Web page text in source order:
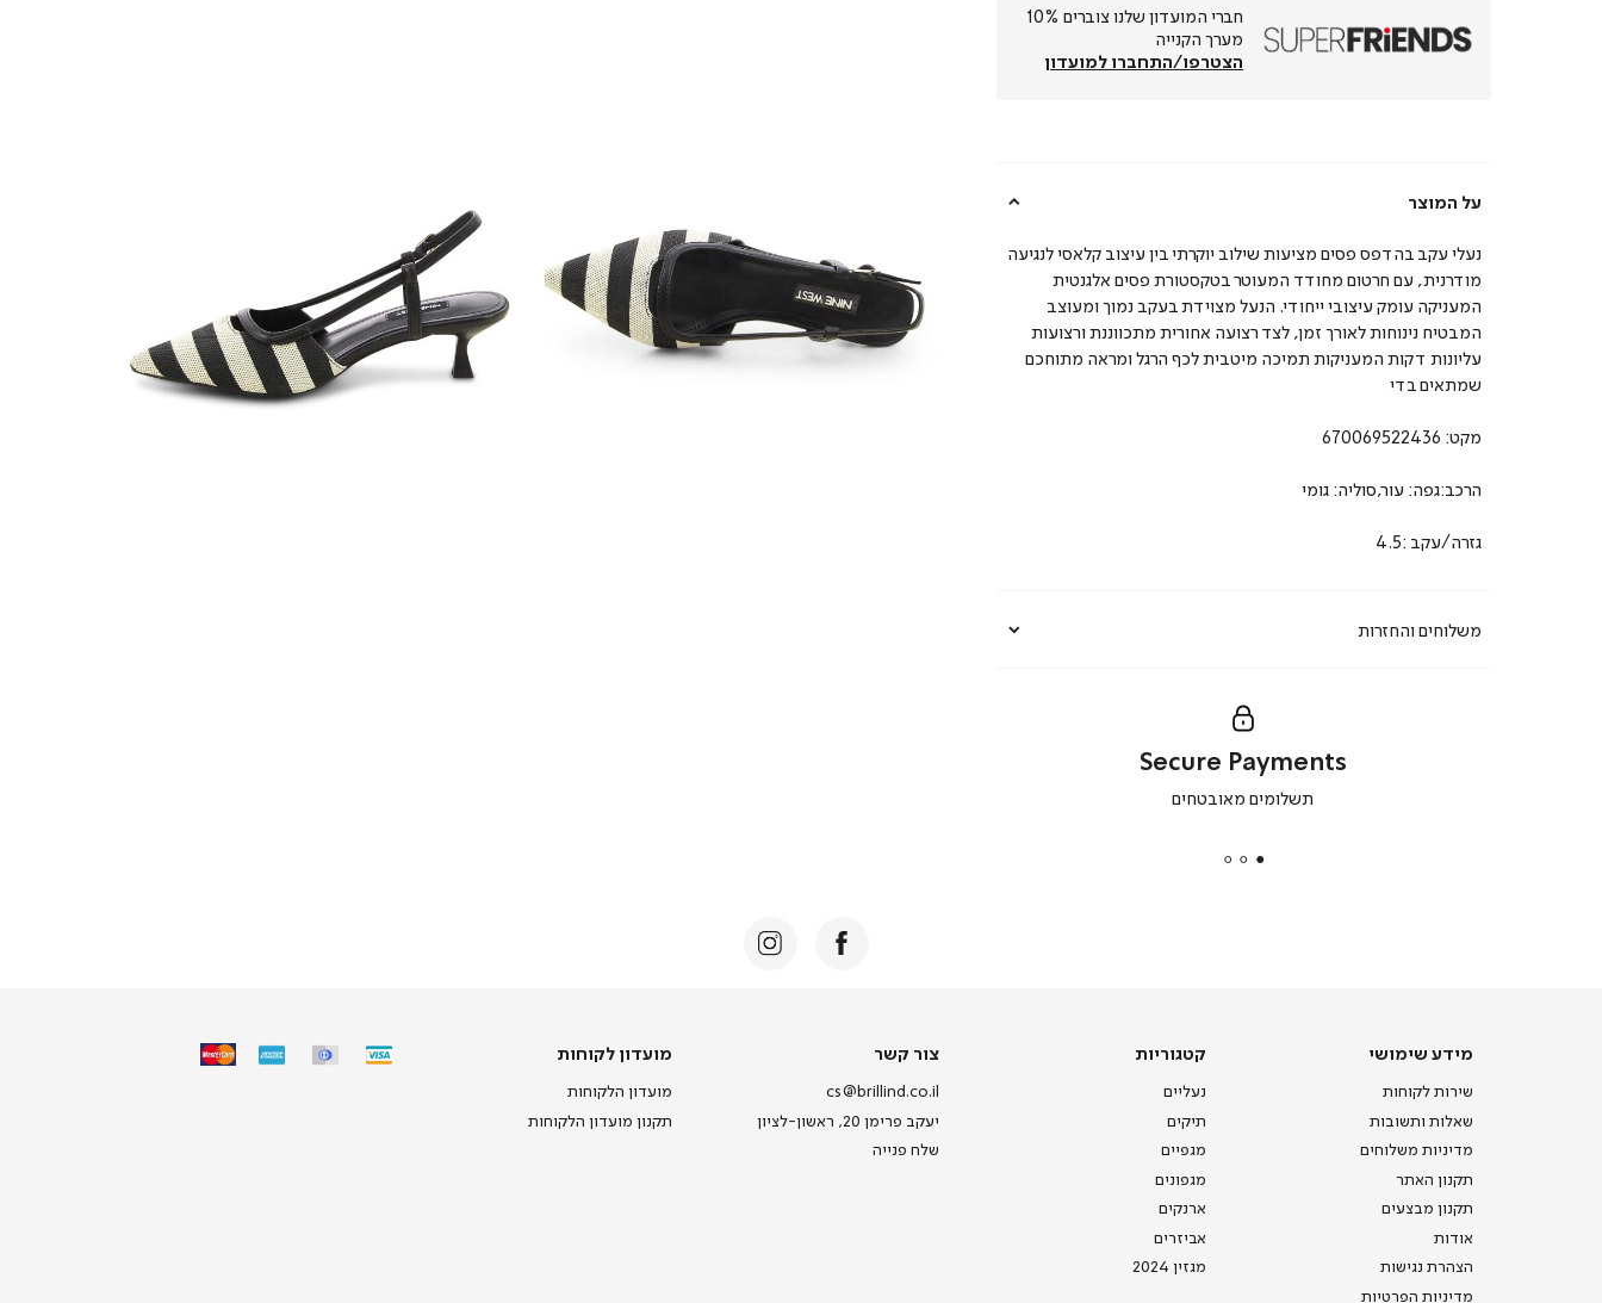
חברי המועדון שלנו צוברים 10%
מערך הקנייה
הצטרפו/התחברו למועדון
על המוצר
משלוחים והחזרות
נעלי עקב בהדפס פסים מציעות שילוב יוקרתי בין עיצוב קלאסי לנגיעה
מודרנית, עם חרטום מחודד המעוטר בטקסטורת פסים אלגנטית
המעניקה עומק עיצובי ייחודי. הנעל מצוידת בעקב נמוך ומעוצב
המבטיח נינוחות לאורך זמן, לצד רצועה אחורית מתכווננת ורצועות
עליונות דקות המעניקות תמיכה מיטבית לכף הרגל ומראה מתוחכם
שמתאים בדי
מקט: 670069522436
הרכב:גפה: עור,סוליה: גומי
גזרה/עקב :4.5
secure
Secure Payments
תשלומים מאובטחים
מידע
מידע שימושי
שירות לקוחות
שאלות ותשובות
מדיניות משלוחים
תקנון האתר
תקנון מבצעים
אודות
הצהרת נגישות
מדיניות הפרטיות
קטגוריות
קטגוריות
נעליים
תיקים
מגפיים
מגפונים
ארנקים
אביזרים
מגזין 2024
צור
צור קשר
cs@brillind.co.il
יעקב פרימן 20, ראשון-לציון
שלח פנייה
מועדון
מועדון לקוחות
מועדון הלקוחות
תקנון מועדון הלקוחות